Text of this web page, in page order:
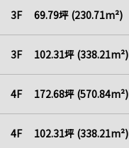
3F 69.79坪 (230.71m²)
3F 102.31坪 (338.21m²)
4F 172.68坪 (570.84m²)
4F 102.31坪 (338.21m²)